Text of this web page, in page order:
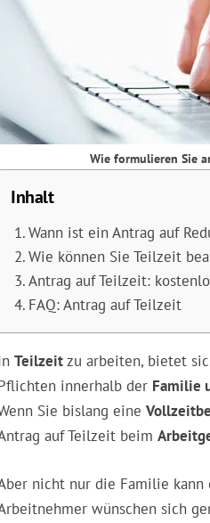
Wie formulieren Sie
Inhalt
Wann ist ein Antrag auf
Wie können Sie Teilzeit
Antrag auf Teilzeit:
FAQ: Antrag auf Teilzeit
Teilzeitzu arbeiten, bietet
innerhalb der Familie
Sie bislang eine
auf Teilzeit beim
nicht nur die Familie kann
wünschen sich